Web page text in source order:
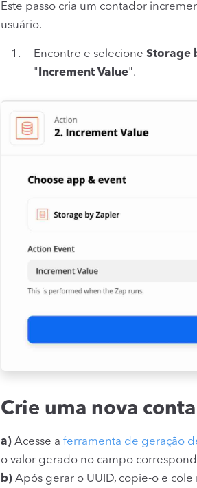
Este passo cria um contador
usuário.
Encontre e selecione Storage
" Increment Value".
Crie uma nova
a) Acesse a ferramenta de geração
o valor gerado no campo
b) Após gerar o UUID, copie-o e